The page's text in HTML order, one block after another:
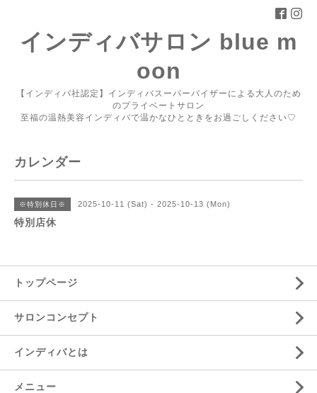
インディバサロン blue m
oon
【インディバ社認定】インディバスーパーバイザーによる大人のため
のプライベートサロン
至福の温熱美容インディバで温かなひとときをお過ごしください♡
カレンダー
※特別休日※ 2025-10-11 (Sat) - 2025-10-13 (Mon)
特別店休
トップページ
サロンコンセプト
インディバとは
メニュー